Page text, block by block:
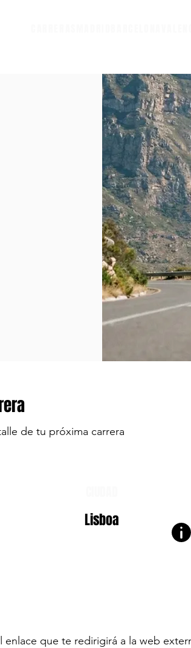
de tu próxima carrera
Lisboa
enlace que te redirigirá a la web